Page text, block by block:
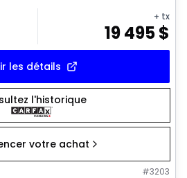
+ tx
19 495$
les détails
l'historique
votre achat
#3203